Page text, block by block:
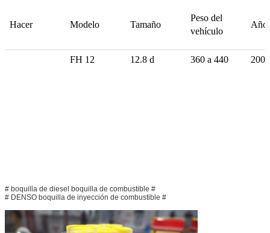
Hacer Modelo Tamaño
Peso del
vehículo
FH 12 12.8 d 360 a 440
# boquilla de diesel boquilla de combustible #
# DENSO boquilla de inyección de combustible #